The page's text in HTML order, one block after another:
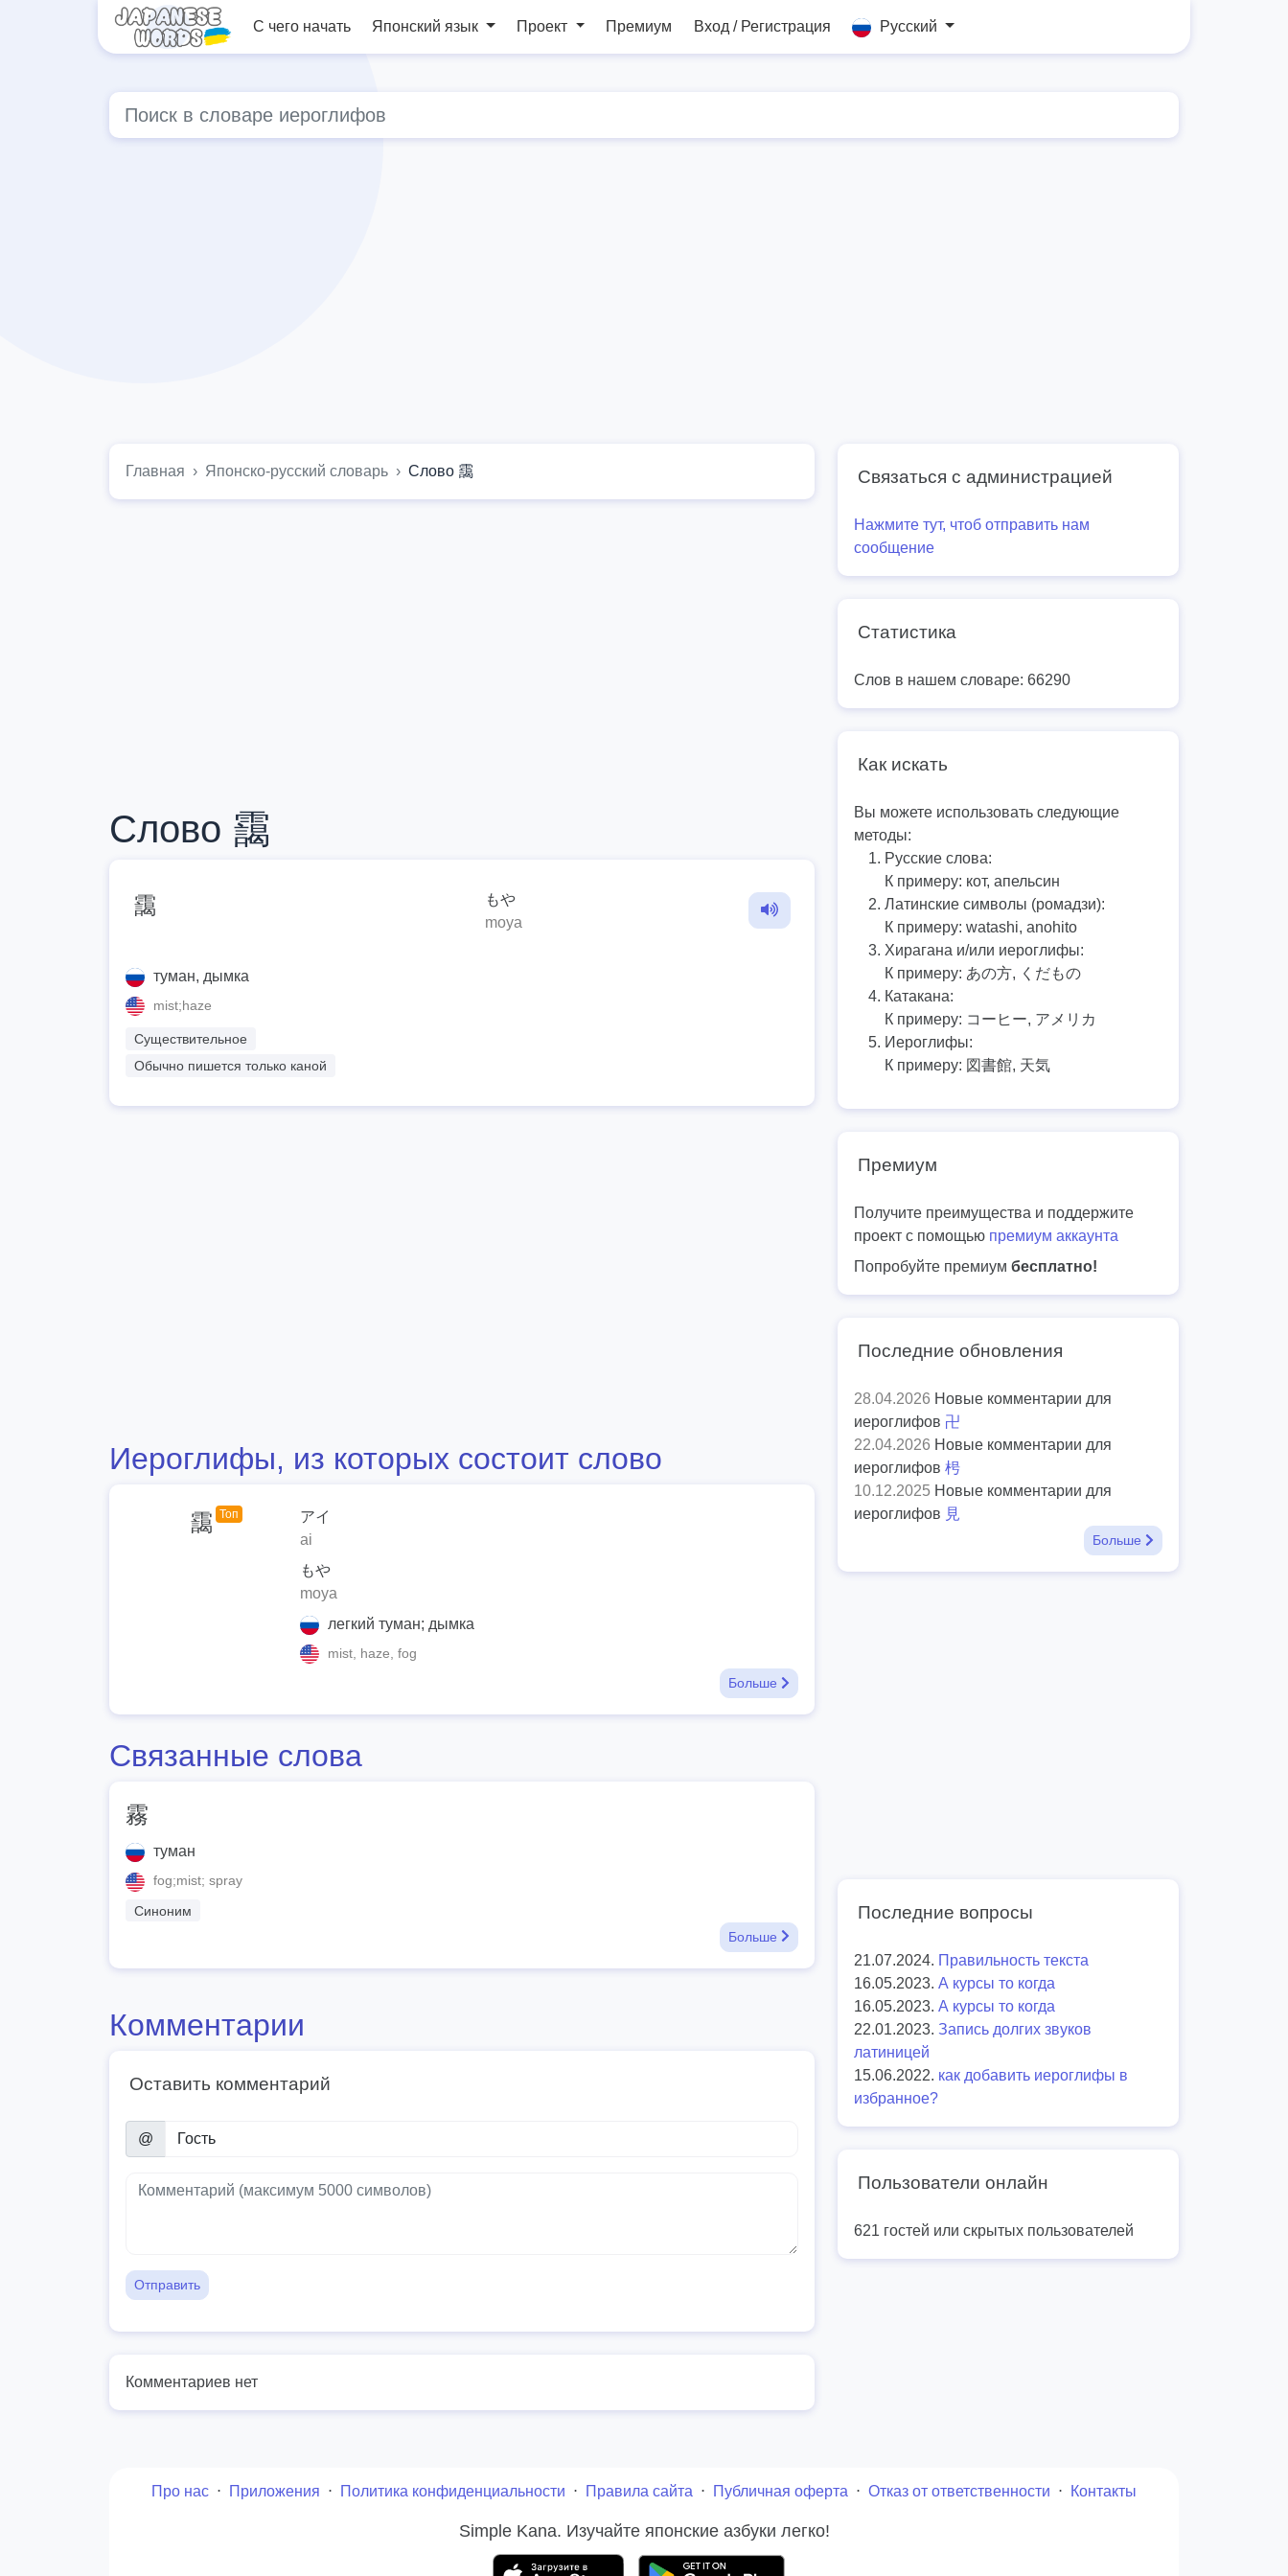
С чего начать Японский язык Проект Премиум Вход / Регистрация Русский
Главная Японско-русский словарь Слово 靄
Слово 靄
靄
もや
moya
туман, дымка
mist;haze
Существительное
Обычно пишется только каной
Иероглифы, из которых состоит слово
靄 Топ
アイ
ai
もや
moya
легкий туман; дымка
mist, haze, fog
Больше
Связанные слова
霧
туман
fog;mist; spray
Синоним
Больше
Комментарии
Оставить комментарий
@
Отправить
Комментариев нет
Связаться с администрацией
Нажмите тут, чтоб отправить нам
сообщение
Статистика
Слов в нашем словаре: 66290
Как искать
Вы можете использовать следующие
методы:
Русские слова:
К примеру: кот, апельсин
Латинские символы (ромадзи):
К примеру: watashi, anohito
Хирагана и/или иероглифы:
К примеру: あの方, くだもの
Катакана:
К примеру: コーヒー, アメリカ
Иероглифы:
К примеру: 図書館, 天気
Премиум
Получите преимущества и поддержите
проект с помощью премиум аккаунта
Попробуйте премиум бесплатно!
Последние обновления
28.04.2026 Новые комментарии для
иероглифов 卍
22.04.2026 Новые комментарии для
иероглифов 枵
10.12.2025 Новые комментарии для
иероглифов 見
Больше
Последние вопросы
21.07.2024. Правильность текста
16.05.2023. А курсы то когда
16.05.2023. А курсы то когда
22.01.2023. Запись долгих звуков
латиницей
15.06.2022. как добавить иероглифы в
избранное?
Пользователи онлайн
621 гостей или скрытых пользователей
Про нас ⋅ Приложения ⋅ Политика конфиденциальности ⋅ Правила сайта ⋅ Публичная оферта ⋅ Отказ от ответственности ⋅ Контакты
Simple Kana. Изучайте японские азбуки легко!